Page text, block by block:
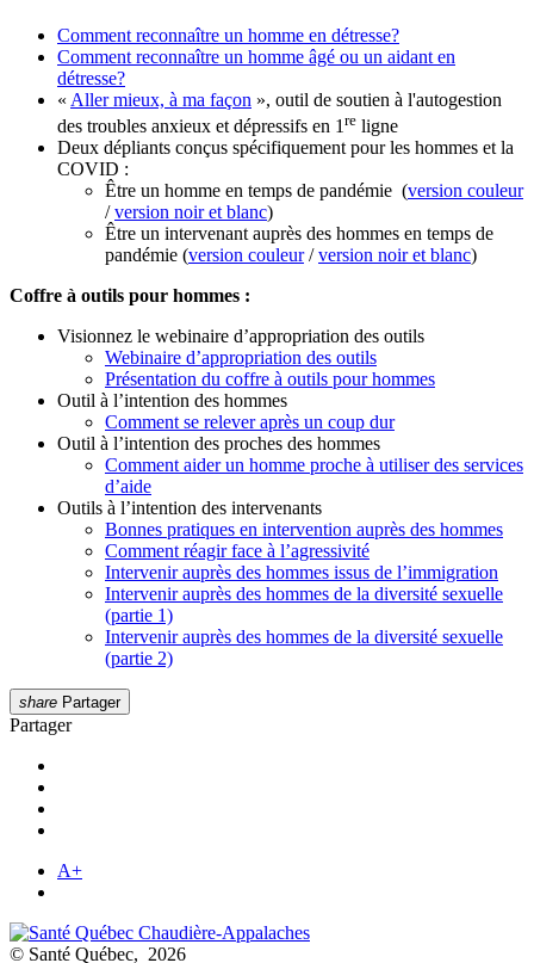
Comment reconnaître un homme en détresse?
Comment reconnaître un homme âgé ou un aidant en
détresse?
« Aller mieux, à ma façon », outil de soutien à l'autogestion
des troubles anxieux et dépressifs en 1 re ligne
Deux dépliants conçus spécifiquement pour les hommes et la
COVID :
Être un homme en temps de pandémie (version couleur
/version noir et blanc)
Être un intervenant auprès des hommes en temps de
pandémie (version couleur/version noir et blanc)
Coffre à outils pour hommes :
Visionnez le webinaire d’appropriation des outils
Webinaire d’appropriation des outils
Présentation du coffre à outils pour hommes
Outil à l’intention des hommes
Comment se relever après un coup dur
Outil à l’intention des proches des hommes
Comment aider un homme proche à utiliser des services
d’aide
Outils à l’intention des intervenants
Bonnes pratiques en intervention auprès des hommes
Comment réagir face à l’agressivité
Intervenir auprès des hommes issus de l’immigration
Intervenir auprès des hommes de la diversité sexuelle
(partie 1)
Intervenir auprès des hommes de la diversité sexuelle
(partie 2)
share Partager
Partager
A+
© Santé Québec, 2026